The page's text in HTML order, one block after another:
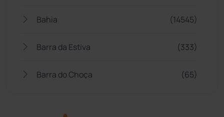
Bahia (14545)
Barra da Estiva (333)
Barra do Choça (65)